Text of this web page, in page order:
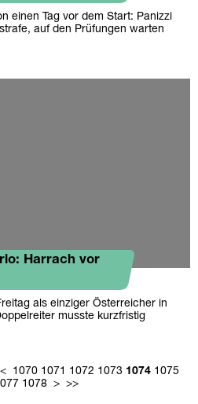
einen Tag vor dem Start: Panizzi
auf den Prüfungen warten
Harrach vor
als einziger Österreicher in
musste kurzfristig
< 1070 1071 1072 1073 1074 1075
1078 > >>